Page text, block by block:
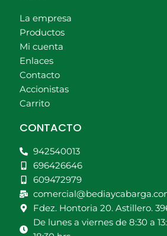
La empresa
Productos
Mi cuenta
Enlaces
Contacto
Accionistas
Carrito
CONTACTO
942540013
696426646
609472979
Fdez. Hontoria 20. Astillero.
De lunes a viernes de 8:30 a